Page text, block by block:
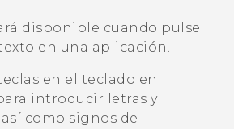
disponible cuando pulse
en una aplicación.
en el teclado en
introducir letras y
como signos de